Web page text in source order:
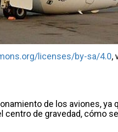
licenses/by-sa/4.0,
de los aviones,
de gravedad, cómo